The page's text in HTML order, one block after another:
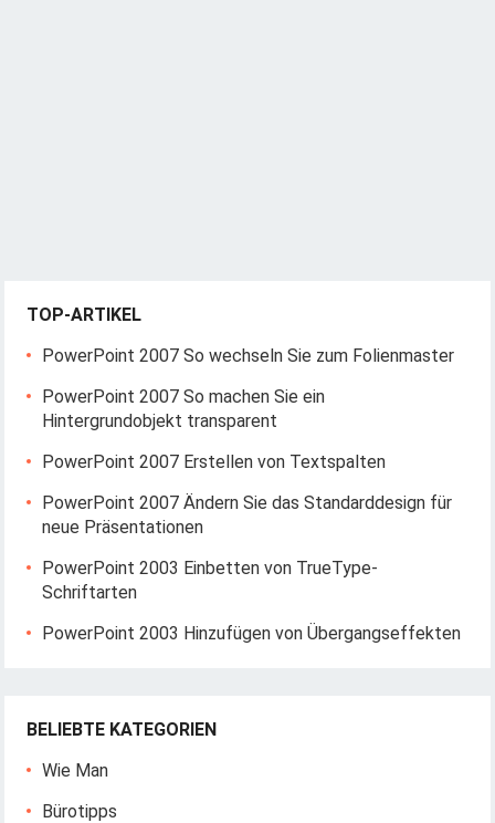
TOP-ARTIKEL
PowerPoint 2007 So wechseln Sie zum Folienmaster
PowerPoint 2007 So machen Sie ein
Hintergrundobjekt transparent
PowerPoint 2007 Erstellen von Textspalten
PowerPoint 2007 Ändern Sie das Standarddesign für
neue Präsentationen
PowerPoint 2003 Einbetten von TrueType-
Schriftarten
PowerPoint 2003 Hinzufügen von Übergangseffekten
BELIEBTE KATEGORIEN
Wie Man
Bürotipps